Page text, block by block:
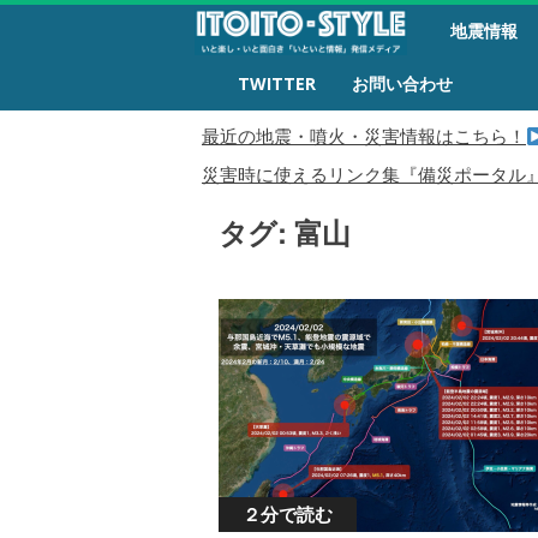
活
地震情報
TWITTER お問い合わせ
最近の地震・噴火・災害情報はこちら！
災害時に使えるリンク集『備災ポータル
タグ: 富山
２分で読む